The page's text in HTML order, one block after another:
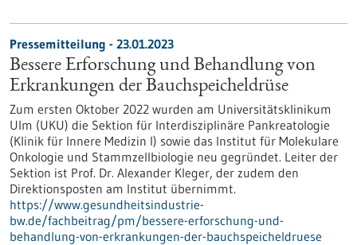
Pressemitteilung - 23.01.2023
Bessere Erforschung und Behandlung von
Erkrankungen der Bauchspeicheldrüse
Zum ersten Oktober 2022 wurden am Universitätsklinikum
Ulm (UKU) die Sektion für Interdisziplinäre Pankreatologie
(Klinik für Innere Medizin I) sowie das Institut für Molekulare
Onkologie und Stammzellbiologie neu gegründet. Leiter der
Sektion ist Prof. Dr. Alexander Kleger, der zudem den
Direktionsposten am Institut übernimmt.
https://www.gesundheitsindustrie-
bw.de/fachbeitrag/pm/bessere-erforschung-und-
behandlung-von-erkrankungen-der-bauchspeicheldruese